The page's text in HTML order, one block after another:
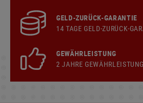
GELD-ZURÜCK-GARANTIE
14 TAGE GELD-ZURÜCK-
GEWÄHRLEISTUNG
2 JAHRE GEWÄHRLEISTUNG